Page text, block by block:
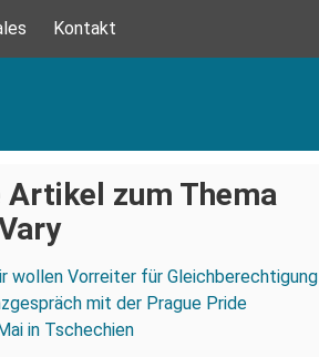
Kontakt
Artikel zum Thema
wollen Vorreiter für Gleichberechtigung
mit der Prague Pride
in Tschechien